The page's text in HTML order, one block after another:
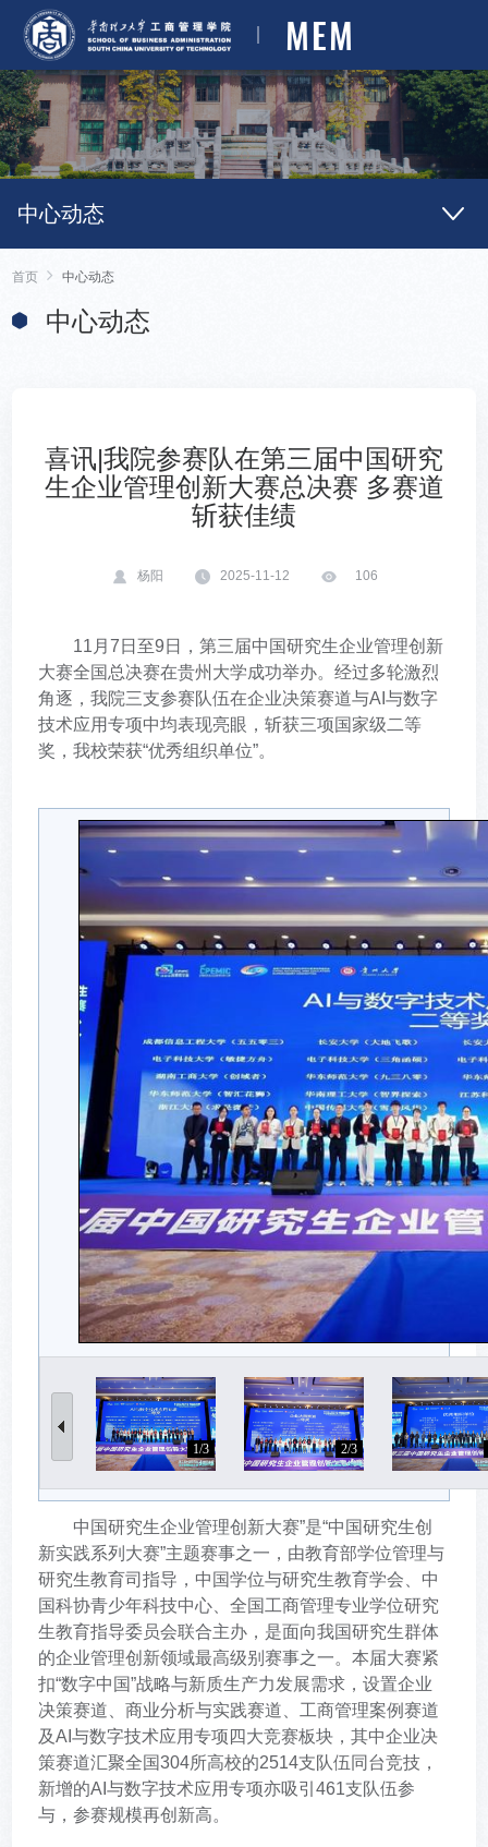
MEM
中心动态
首页 中心动态
中心动态
喜讯|我院参赛队在第三届中国研究
生企业管理创新大赛总决赛 多赛道
斩获佳绩
杨阳 2025-11-12 106
11月7日至9日，第三届中国研究生企业管理创新
大赛全国总决赛在贵州大学成功举办。经过多轮激烈
角逐，我院三支参赛队伍在企业决策赛道与AI与数字
技术应用专项中均表现亮眼，斩获三项国家级二等
奖，我校荣获“优秀组织单位”。
1/3 2/3
中国研究生企业管理创新大赛”是“中国研究生创
新实践系列大赛”主题赛事之一，由教育部学位管理与
研究生教育司指导，中国学位与研究生教育学会、中
国科协青少年科技中心、全国工商管理专业学位研究
生教育指导委员会联合主办，是面向我国研究生群体
的企业管理创新领域最高级别赛事之一。本届大赛紧
扣“数字中国”战略与新质生产力发展需求，设置企业
决策赛道、商业分析与实践赛道、工商管理案例赛道
及AI与数字技术应用专项四大竞赛板块，其中企业决
策赛道汇聚全国304所高校的2514支队伍同台竞技，
新增的AI与数字技术应用专项亦吸引461支队伍参
与，参赛规模再创新高。